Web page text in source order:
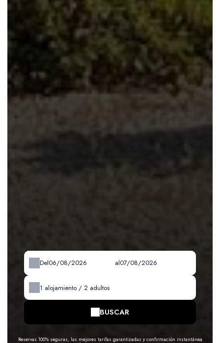
Del al
1 alojamiento /2 adultos
BUSCAR
Reservas 100% seguras, las mejores tarifas garantizadas y confirmación instantánea